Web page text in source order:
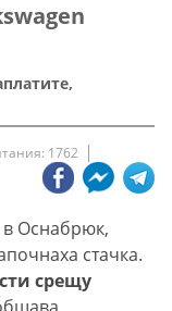
1762
в Оснабрюк,
стачка.
срещу